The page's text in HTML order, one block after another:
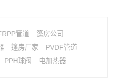
管道
篷房公司
篷房厂家
PVDF管道
PPH球阀 电加热器